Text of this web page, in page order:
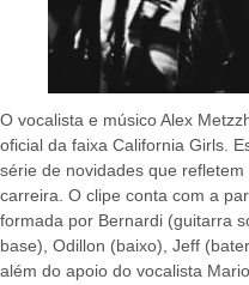
O vocalista e músico Alex
oficial da faixa California Girls.
série de novidades que
carreira. O clipe conta com a
formada por Bernardi (guitarra
base), Odillon (baixo), Jeff
além do apoio do vocalista